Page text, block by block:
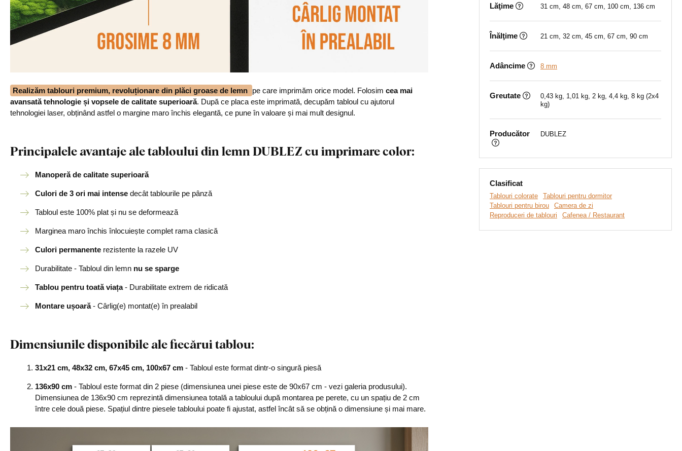
Realizăm tablouri premium, revoluționare din plăci groase de lemn pe care imprimăm orice model. Folosim cea mai
avansată tehnologie și vopsele de calitate superioară. După ce placa este imprimată, decupăm tabloul cu ajutorul
tehnologiei laser, obținând astfel o margine maro închis elegantă, ce pune în valoare și mai mult designul.
Principalele avantaje ale tabloului din lemn DUBLEZ cu imprimare color:
Manoperă de calitate superioară
Culori de 3 ori mai intense decât tablourile pe pânză
Tabloul este 100% plat și nu se deformează
Marginea maro închis înlocuiește complet rama clasică
Culori permanente rezistente la razele UV
Durabilitate - Tabloul din lemn nu se sparge
Tablou pentru toată viața- Durabilitate extrem de ridicată
Montare ușoară- Cârlig(e) montat(e) în prealabil
Dimensiunile disponibile ale fiecărui tablou:
31x21 cm, 48x32 cm, 67x45 cm, 100x67 cm - Tabloul este format dintr-o singură piesă
136x90 cm - Tabloul este format din 2 piese (dimensiunea unei piese este de 90x67 cm - vezi galeria produsului).
Dimensiunea de 136x90 cm reprezintă dimensiunea totală a tabloului după montarea pe perete, cu un spațiu de 2 cm
între cele două piese. Spațiul dintre piesele tabloului poate fi ajustat, astfel încât să se obțină o dimensiune și mai mare.
Lăţime 31 cm, 48 cm, 67 cm, 100 cm, 136 cm
Înălţime 21 cm, 32 cm, 45 cm, 67 cm, 90 cm
Adâncime 8 mm
Greutate
0,43 kg, 1,01 kg, 2 kg, 4,4 kg, 8 kg (2x4
kg)
Producător DUBLEZ
Clasificat
Tablouri colorate
Tablouri pentru dormitor
Tablouri pentru birou
Camera de zi
Reproduceri de tablouri
Cafenea / Restaurant